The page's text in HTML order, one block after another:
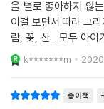
을 별로 좋아하지 않
이걸 보면서 따라 그
람, 꽃, 산... 모두 아이
습하다보면 비율 잡기
감이나 크
k*******m
종이책